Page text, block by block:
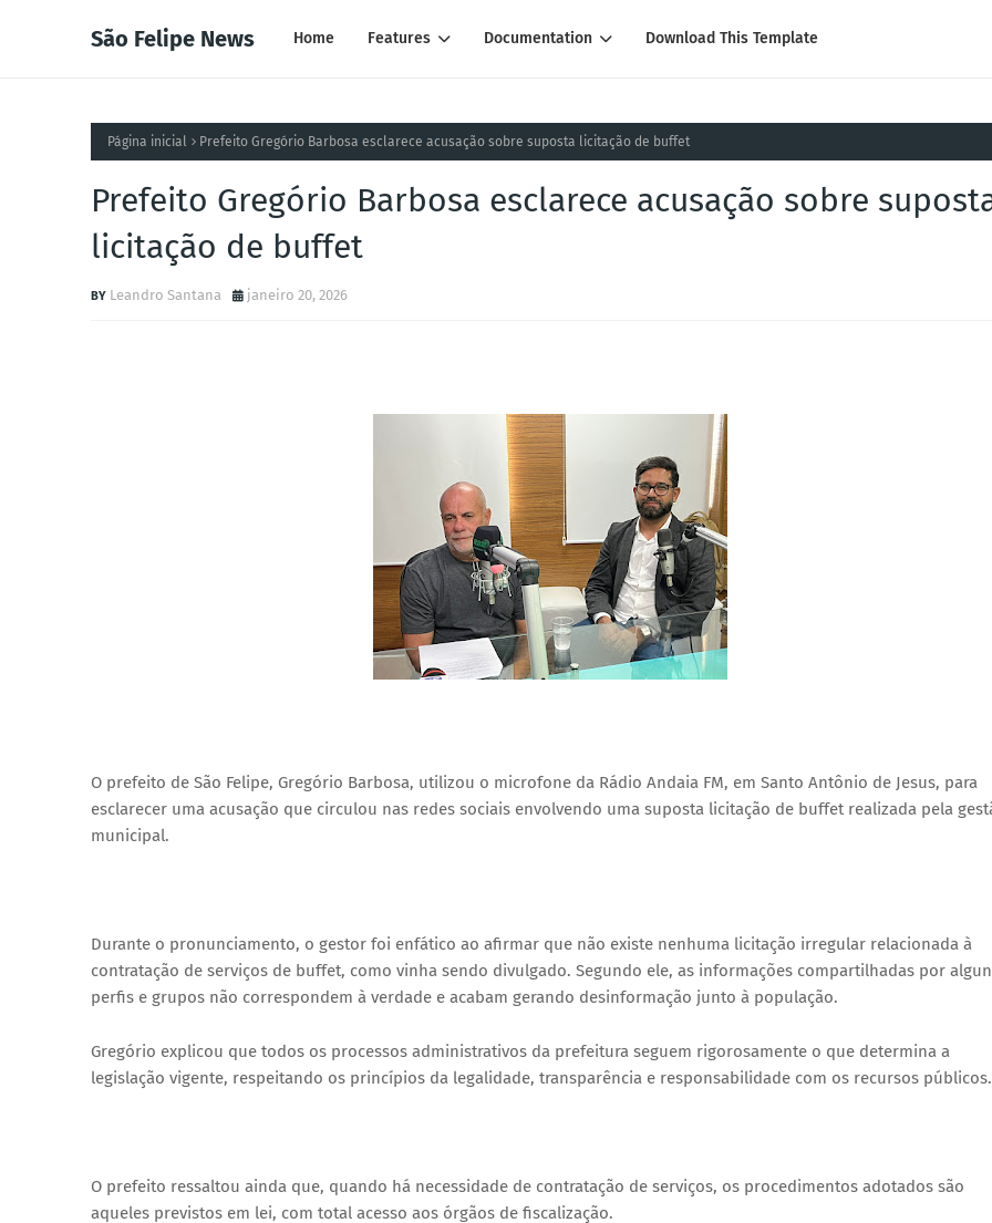
São Felipe News Home Features Documentation Download This Template
Página inicial Prefeito Gregório Barbosa esclarece acusação sobre suposta licitação de buffet
Prefeito Gregório Barbosa esclarece acusação sobre
licitação de buffet
Leandro Santana janeiro 20, 2026
O prefeito de São Felipe, Gregório Barbosa, utilizou o microfone da Rádio Andaia FM, em Santo Antônio de Jesus, para
esclarecer uma acusação que circulou nas redes sociais envolvendo uma suposta licitação de buffet realizada pela
municipal.
Durante o pronunciamento, o gestor foi enfático ao afirmar que não existe nenhuma licitação irregular relacionada à
contratação de serviços de buffet, como vinha sendo divulgado. Segundo ele, as informações compartilhadas por
perfis e grupos não correspondem à verdade e acabam gerando desinformação junto à população.
Gregório explicou que todos os processos administrativos da prefeitura seguem rigorosamente o que determina a
legislação vigente, respeitando os princípios da legalidade, transparência e responsabilidade com os recursos
O prefeito ressaltou ainda que, quando há necessidade de contratação de serviços, os procedimentos adotados são
aqueles previstos em lei, com total acesso aos órgãos de fiscalização.